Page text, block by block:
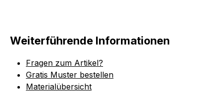
Weiterführende Informationen
Fragen zum Artikel?
Gratis Muster bestellen
Materialübersicht